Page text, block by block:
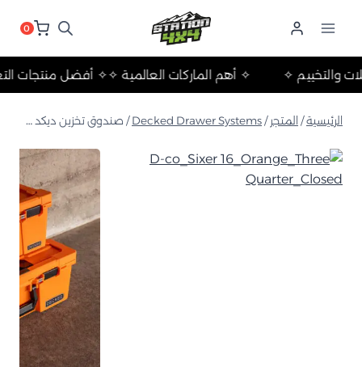
0
✧ أفضل✧ أهم الماركات العالمية ✧ والتخييم ✧
الرئيسية/ المتجر /
Decked Drawer Systems
/ صندوق تخزين ديكد سيكسر 16 المقاومة للصدمات – برتقالي (مع منظم داخلي)